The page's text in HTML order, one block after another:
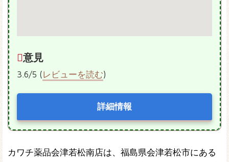
意見
3.6/5 (レビューを読む)
詳細情報
カワチ薬品会津若松南店は、福島県会津若松市にある